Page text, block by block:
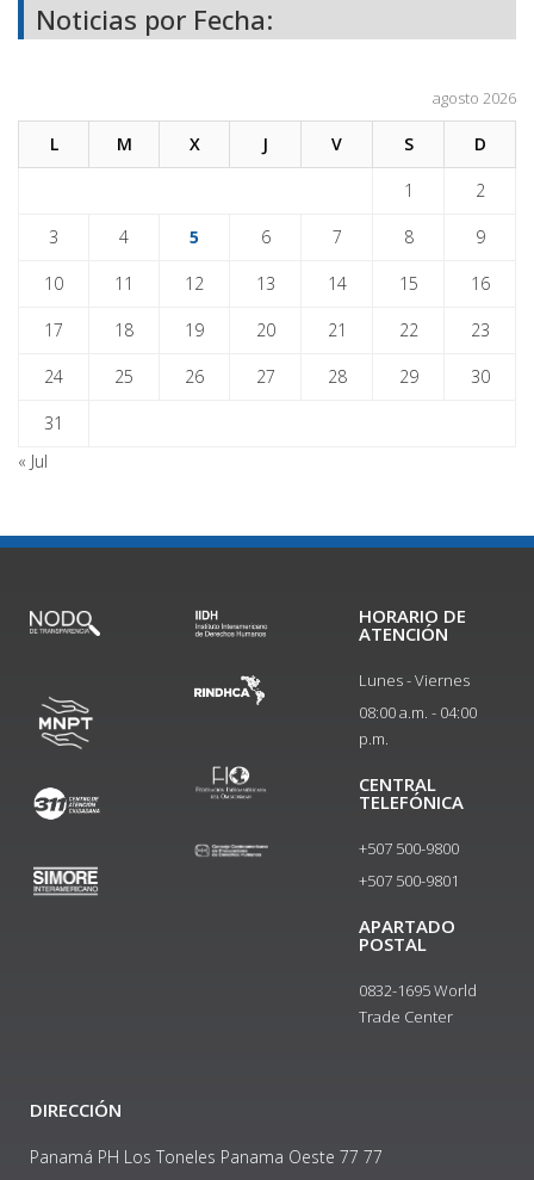
Noticias por Fecha:
agosto 2026
L M X J V S D
1 2
3 4 5 6 7 8 9
10 11 12 13 14 15 16
17 18 19 20 21 22 23
24 25 26 27 28 29 30
31
« Jul
HORARIO DE
ATENCIÓN
Lunes - Viernes
08:00 a.m. - 04:00
p.m.
CENTRAL
TELEFÓNICA
+507 500-9800
+507 500-9801​
APARTADO
POSTAL
0832-1695 World
Trade Center
DIRECCIÓN
Panamá PH Los Toneles Panama Oeste 77 77